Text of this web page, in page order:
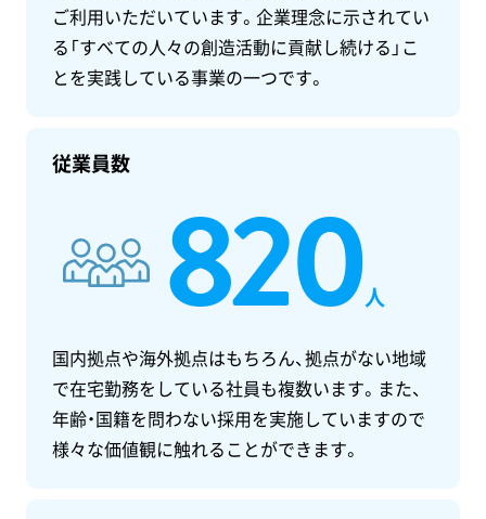
ご利用いただいています。企業理念に示されてい
る「すべての人々の創造活動に貢献し続ける」こ
とを実践している事業の一つです。
従業員数
820人
国内拠点や海外拠点はもちろん、拠点がない地域
で在宅勤務をしている社員も複数います。また、
年齢・国籍を問わない採用を実施していますので
様々な価値観に触れることができます。